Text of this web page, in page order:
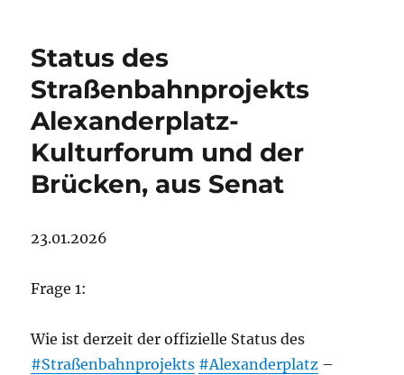
Status des
Straßenbahnprojekts
Alexanderplatz-
Kulturforum und der
Brücken, aus Senat
23.01.2026
Frage 1:
Wie ist derzeit der offizielle Status des
#Straßenbahnprojekts #Alexanderplatz –